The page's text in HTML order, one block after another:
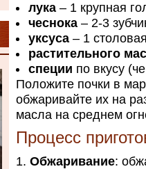
лука – 1 крупная
чеснока – 2-3
уксуса – 1
растительного
специи по вкусу
Положите почки в
обжаривайте их на
масла на среднем
Процесс
Обжаривание: